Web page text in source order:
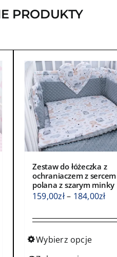
PRODUKTY
Zestaw do łóżeczka z
ochraniaczem z
polana z szarym minky
159,00zł– 184,00zł
od
Wybierz opcje